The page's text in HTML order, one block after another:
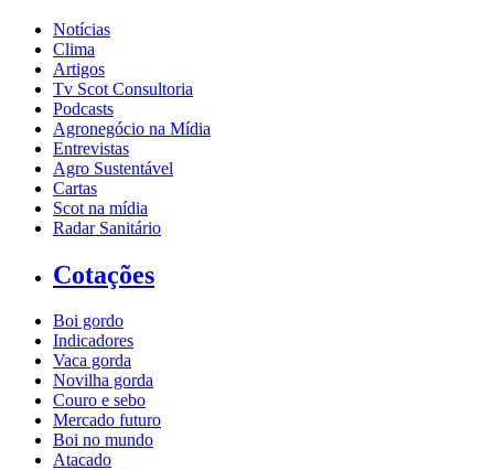
Notícias
Clima
Artigos
Tv Scot Consultoria
Podcasts
Agronegócio na Mídia
Entrevistas
Agro Sustentável
Cartas
Scot na mídia
Radar Sanitário
Cotações
Boi gordo
Indicadores
Vaca gorda
Novilha gorda
Couro e sebo
Mercado futuro
Boi no mundo
Atacado